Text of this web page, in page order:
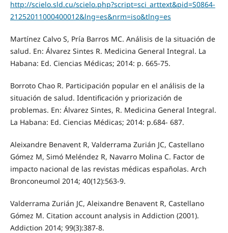
http://scielo.sld.cu/scielo.php?script=sci_arttext&pid=S0864-
21252011000400012&lng=es&nrm=iso&tlng=es
Martínez Calvo S, Pría Barros MC. Análisis de la situación de
salud. En: Álvarez Sintes R. Medicina General Integral. La
Habana: Ed. Ciencias Médicas; 2014: p. 665-75.
Borroto Chao R. Participación popular en el análisis de la
situación de salud. Identificación y priorización de
problemas. En: Álvarez Sintes, R. Medicina General Integral.
La Habana: Ed. Ciencias Médicas; 2014: p.684- 687.
Aleixandre Benavent R, Valderrama Zurián JC, Castellano
Gómez M, Simó Meléndez R, Navarro Molina C. Factor de
impacto nacional de las revistas médicas españolas. Arch
Bronconeumol 2014; 40(12):563-9.
Valderrama Zurián JC, Aleixandre Benavent R, Castellano
Gómez M. Citation account analysis in Addiction (2001).
Addiction 2014; 99(3):387-8.